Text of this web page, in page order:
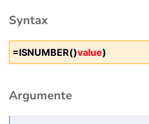
Syntax
=ISNUMBER()value)
Argumente